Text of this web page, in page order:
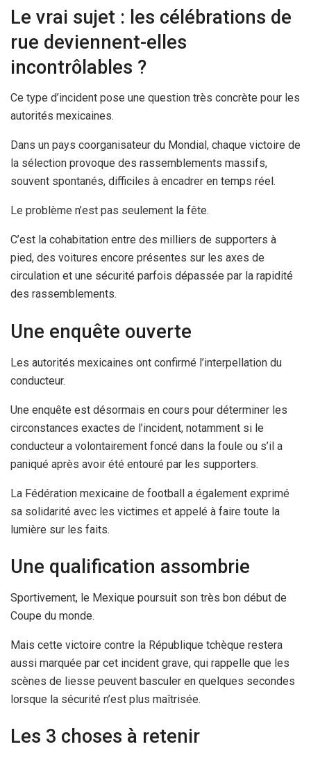
Le vrai sujet : les célébrations de
rue deviennent-elles
incontrôlables ?
Ce type d’incident pose une question très concrète pour les
autorités mexicaines.
Dans un pays coorganisateur du Mondial, chaque victoire de
la sélection provoque des rassemblements massifs,
souvent spontanés, difficiles à encadrer en temps réel.
Le problème n’est pas seulement la fête.
C’est la cohabitation entre des milliers de supporters à
pied, des voitures encore présentes sur les axes de
circulation et une sécurité parfois dépassée par la rapidité
des rassemblements.
Une enquête ouverte
Les autorités mexicaines ont confirmé l’interpellation du
conducteur.
Une enquête est désormais en cours pour déterminer les
circonstances exactes de l’incident, notamment si le
conducteur a volontairement foncé dans la foule ou s’il a
paniqué après avoir été entouré par les supporters.
La Fédération mexicaine de football a également exprimé
sa solidarité avec les victimes et appelé à faire toute la
lumière sur les faits.
Une qualification assombrie
Sportivement, le Mexique poursuit son très bon début de
Coupe du monde.
Mais cette victoire contre la République tchèque restera
aussi marquée par cet incident grave, qui rappelle que les
scènes de liesse peuvent basculer en quelques secondes
lorsque la sécurité n’est plus maîtrisée.
Les 3 choses à retenir